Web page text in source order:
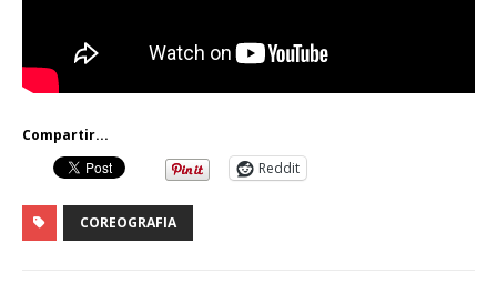
Compartir...
Reddit
COREOGRAFIA